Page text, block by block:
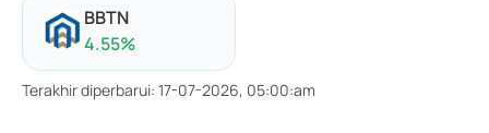
BBTN
4.55%
Terakhir diperbarui: 17-07-2026, 05:00:am